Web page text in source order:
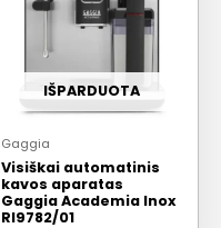
IŠPARDUOTA
Gaggia
Visiškai automatinis
kavos aparatas
Gaggia Academia Inox
RI9782/01